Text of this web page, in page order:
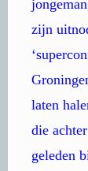
zijn
laten
die
geleden